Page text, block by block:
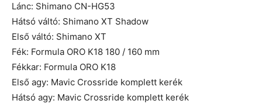
Lánc: Shimano CN-HG53
Hátsó váltó: Shimano XT Shadow
Első váltó: Shimano XT
Fék: Formula ORO K18 180 / 160 mm
Fékkar: Formula ORO K18
Első agy: Mavic Crossride komplett kerék
Hátsó agy: Mavic Crossride komplett kerék